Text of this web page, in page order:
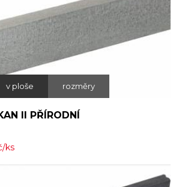
v ploše rozměry
II PŘÍRODNÍ
ks